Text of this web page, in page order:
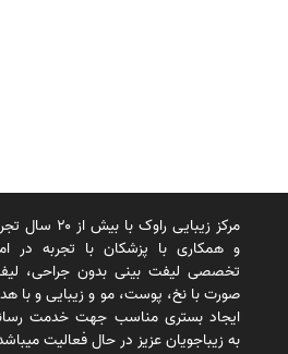
مرکز زیبایی راوک با بیش از
و همکاری با پزشکان با تجربه در
تخصصی لیفت بینی بدون جراحی،
صورت با نخ، پوست، مو و زیبایی و با
ایجاد بستری مناسب جهت خدمت
به زیباجویان عزیز در حال فعالیت